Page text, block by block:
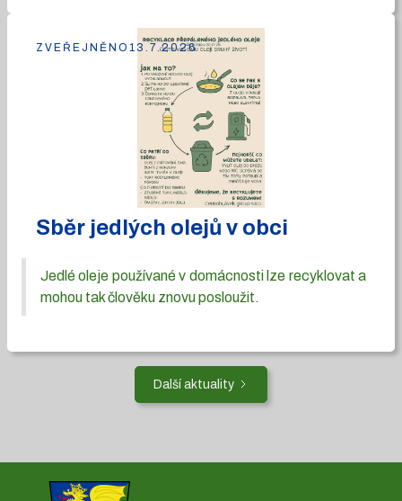
Sběr jedlých olejů v obci
Jedlé oleje používané v domácnosti lze recyklovat a
mohou tak člověku znovu posloužit.
ZVEŘEJNĚNO 13.7.2026
Další aktuality